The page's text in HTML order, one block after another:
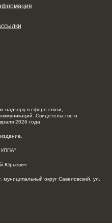
надзору в сфере связи,
Свидетельство о
2026 года.
Юрьевич
муниципальный округ Савеловский, ул.